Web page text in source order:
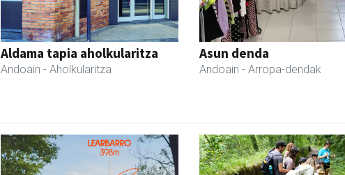
Aldama tapia aholkularitza
Andoain - Aholkularitza
Asun denda
Andoain - Arropa-dendak